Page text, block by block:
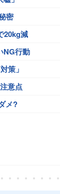
密
20kg減
NG行動
策」
意点
メ?